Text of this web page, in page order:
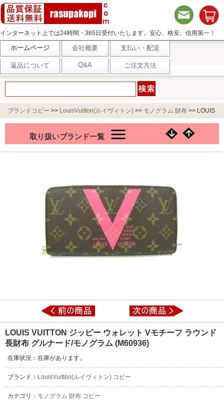
インターネット上では24時間・365日受付いたします。安心、格安。信用第一！
ホームページ 会社概要 支払い・配送
返品について Q&A ご注文方法
ブランドコピー >> LouisVuitton(ルイヴィトン) >> モノグラム 財布 >> LOUIS
VUITTON ジッピー ウォレット Vモチーフ ラウンド長財布 グルナード/モノグラ
ム (M60936)取り扱いブランド一覧
LOUIS VUITTON ジッピー ウォレット Vモチーフ ラウンド
長財布 グルナード/モノグラム (M60936)
在庫状況：在庫があります。
ブランド： LouisVuitton(ルイヴィトン) コピー
カテゴリ： モノグラム 財布 コピー